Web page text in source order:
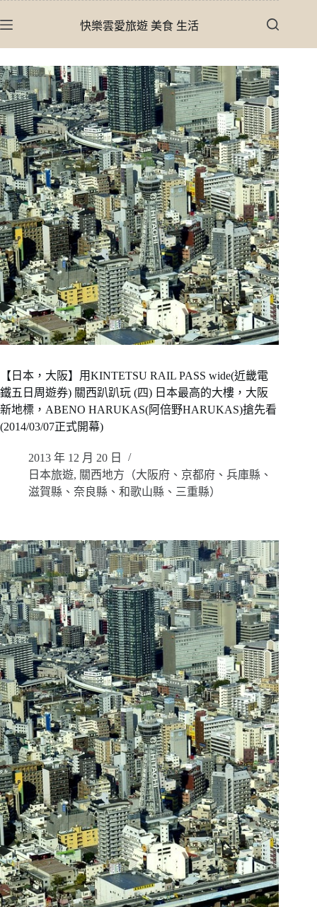
至
內
容
快樂雲愛旅遊 美食 生活
【日本，大阪】用KINTETSU RAIL PASS wide(近畿電
鐵五日周遊券) 關西趴趴玩 (四) 日本最高的大樓，大阪
新地標，ABENO HARUKAS(阿倍野HARUKAS)搶先看
(2014/03/07正式開幕)
2013 年 12 月 20 日
日本旅遊, 關西地方（大阪府、京都府、兵庫縣、
滋賀縣、奈良縣、和歌山縣、三重縣）